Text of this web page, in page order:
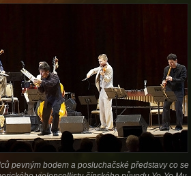
pevným bodem a posluchačské představy co se